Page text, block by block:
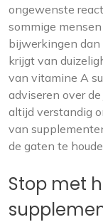
ongewenste
sommige
bijwerkingen dan
krijgt van
van vitamine A
adviseren over
altijd verstandig
van
de gaten te
Stop met